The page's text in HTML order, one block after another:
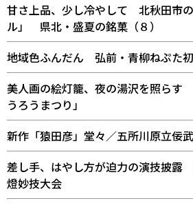
甘さ上品、少し冷やして 北秋田市
ル」 県北・盛夏の銘菓（８）
地域色ふんだん 弘前・青柳ねぷた
美人画の絵灯籠、夜の湯沢を照らす
うろうまつり」
新作「猿田彦」堂々／五所川原立佞
差し手、はやし方が迫力の演技披露
燈妙技大会